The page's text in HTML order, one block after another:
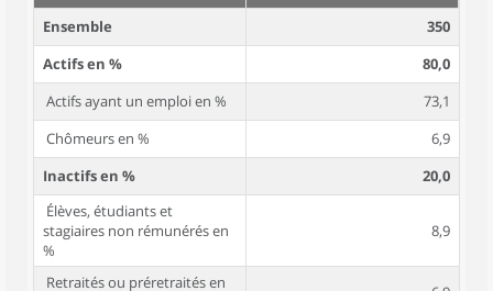
Ensemble
350
Actifs en %
80,0
Actifs ayant un emploi en %
73,1
Chômeurs en %
6,9
Inactifs en %
20,0
Élèves, étudiants et
stagiaires non rémunérés en
%
8,9
Retraités ou préretraités en